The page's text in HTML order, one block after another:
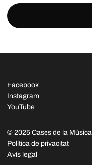
Facebook
Instagram
YouTube
© 2025 Cases de la Música
Política de privacitat
Avís legal